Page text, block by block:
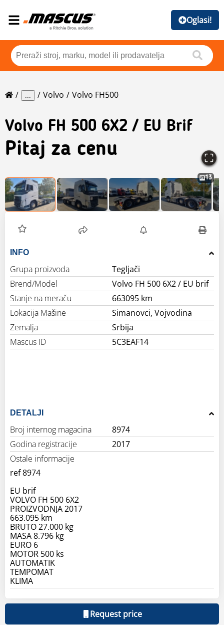
Oglasi!
... Volvo Volvo FH500
Volvo FH 500 6X2 / EU Brif
Pitaj za cenu
13
INFO
Grupa proizvoda
Tegljači
Brend/Model
Volvo FH 500 6X2 / EU brif
Stanje na meraču
663095 km
Lokacija Mašine
Simanovci, Vojvodina
Zemalja
Srbija
Mascus ID
5C3EAF14
DETALJI
Broj internog magacina
8974
Godina registracije
2017
Ostale informacije
ref 8974
EU brif
VOLVO FH 500 6X2
PROIZVODNJA 2017
663.095 km
BRUTO 27.000 kg
MASA 8.796 kg
EURO 6
MOTOR 500 ks
AUTOMATIK
TEMPOMAT
KLIMA
Request price